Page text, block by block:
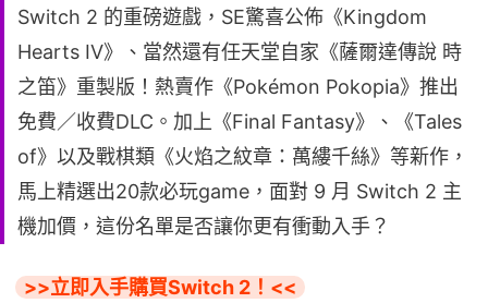
Switch 2 的重磅遊戲，SE驚喜公佈《Kingdom
Hearts IV》、當然還有任天堂自家《薩爾達傳說 時
之笛》重製版！熱賣作《Pokémon Pokopia》推出
免費／收費DLC。加上《Final Fantasy》、《Tales
of》以及戰棋類《火焰之紋章：萬縷千絲》等新作，
馬上精選出20款必玩game，面對 9 月 Switch 2 主
機加價，這份名單是否讓你更有衝動入手？
>>立即入手購買Switch 2！<<